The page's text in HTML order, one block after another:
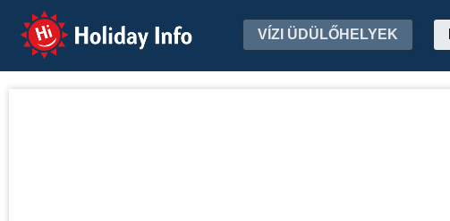
Holiday Info VÍZI ÜDÜLŐHELYEK